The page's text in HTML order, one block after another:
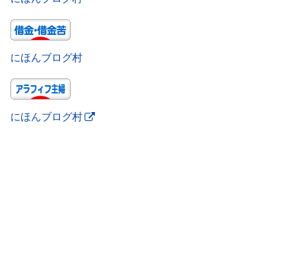
にほんブログ村
にほんブログ村